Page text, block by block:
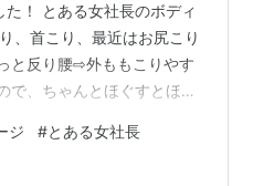
！ とある女社長のボディ
、首こり、最近はお尻こり
と反り腰⇨外ももこりやす
で、ちゃんとほぐすとほぐ
ージは辛口評価 楽庵 みの
応 ★★★★☆ 技量
ジ #とある女社長